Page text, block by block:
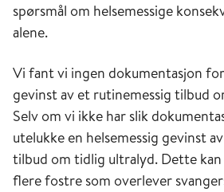
spørsmål om helsemessige
alene.
Vi fant vi ingen dokumentasjon
gevinst av et rutinemessig tilbud
Selv om vi ikke har slik
utelukke en helsemessig gevinst
tilbud om tidlig ultralyd. Dette
flere fostre som overlever